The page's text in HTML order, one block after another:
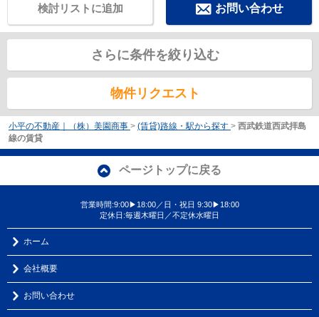
お問い合わせ
検討リストに追加
さらに条件を絞り込む
物件リクエスト
小平の不動産｜（株）美園商事 > (賃貸)路線・駅から探す > 西武鉄道西武拝島
線の賃貸
ページトップに戻る
営業時間:9:00▶18:00／日・祝日 9:30▶18:00
定休日:毎週木曜日／不定休水曜日
ホーム
会社概要
お問い合わせ